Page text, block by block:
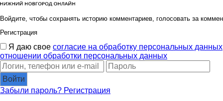
Войдите, чтобы сохранять историю комментариев, голосовать за
Регистрация
Я даю свое согласие на обработку персональных данных
отношении обработки персональных данных
Войти
Забыли пароль? Регистрация